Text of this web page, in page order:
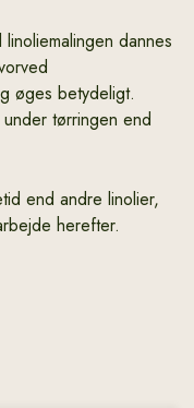
dannes
øges betydeligt.
tørringen end
end andre linolier,
herefter.